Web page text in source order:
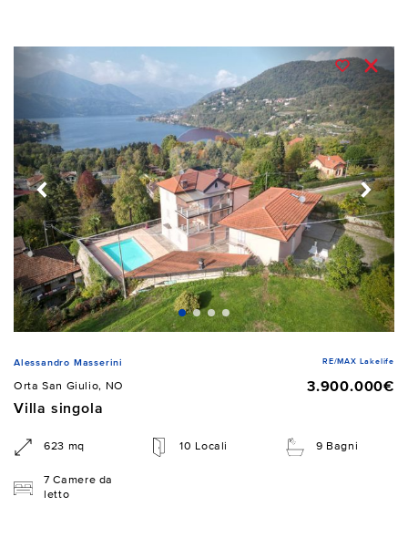
Alessandro Masserini RE/MAX Lakelife
Orta San Giulio, NO
3.900.000€
Villa singola
623 mq 10 Locali 9 Bagni
7 Camere da
letto